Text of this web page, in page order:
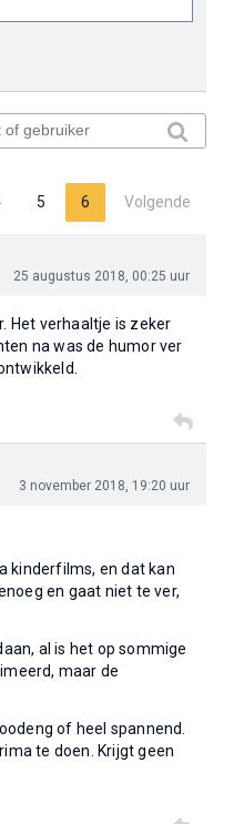
5 6 Volgende
25 augustus 2018, 00:25 uur
Het verhaaltje is zeker
na was de humor ver
3 november 2018, 19:20 uur
kinderfilms, en dat kan
en gaat niet te ver,
al is het op sommige
maar de
of heel spannend.
te doen. Krijgt geen